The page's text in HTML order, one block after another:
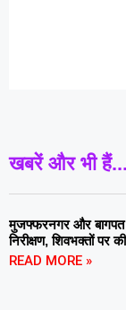
खबरें और भी हैं...
मुजफ्फरनगर और बागपत
निरीक्षण, शिवभक्तों पर की
READ MORE »